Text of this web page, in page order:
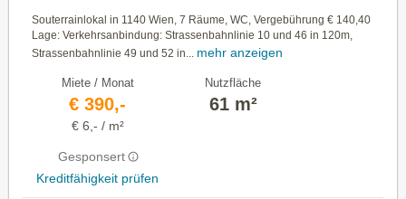
Souterrainlokal in 1140 Wien, 7 Räume, WC, Vergebührung € 140,40
Lage: Verkehrsanbindung: Strassenbahnlinie 10 und 46 in 120m,
Strassenbahnlinie 49 und 52 in...
mehr anzeigen
Miete / Monat
€ 390,-
€ 6,- / m²
Gesponsert
Kreditfähigkeit prüfen
Nutzfläche
61 m²